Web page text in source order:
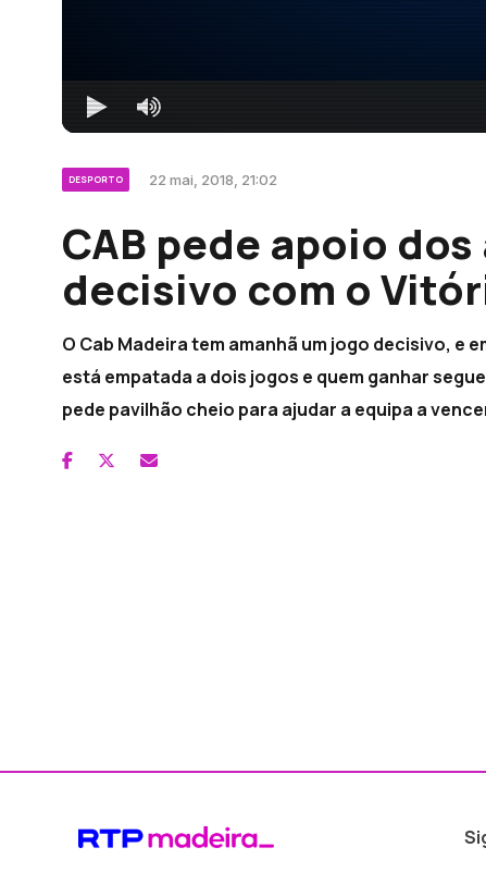
DESPORTO 22 mai, 2018, 21:02
CAB pede apoio
decisivo com o
O Cab Madeira tem amanhã um jogo decisivo, e
está empatada a dois jogos e quem ganhar
pede pavilhão cheio para ajudar a equipa a